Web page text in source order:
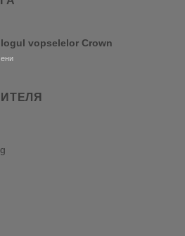
vopselelor Crown
за
venit